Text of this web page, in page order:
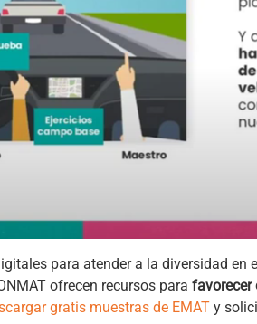
para atender a la diversidad en
ofrecen recursos para favorecer
gratis muestras de EMAT y